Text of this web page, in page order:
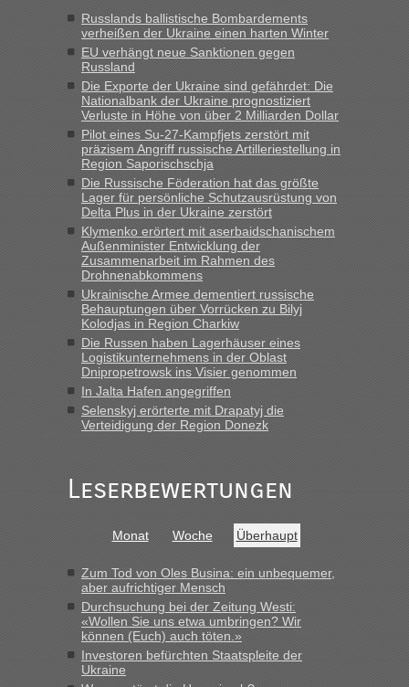
Milliarden aufgedeckt
„Kein Zoll. Du musst an sich nur sagen dass das privat ist
und du nicht damit handeln willst. So lange das nicht
Originalverpackt ist und ersichlich das nicht neu sollte es
keine Probleme geben“
Recht, Visa und Dokumente • Deklaration
gebrauchter Kleidung beim Zoll
„Hallo Leute, ich weiß nicht, ob ich hier richtig bin mit meiner
Anfrage. Ich möchte 4 Umzugskartons mit gebrauchter
Straßen Kleidung bei der Einreise in die Ukraine
mitnehmen. Es ist gebrauchte Kleidung...“
Berichte und Reisetipps • Re: An welchem
Grenzübergang zwischen Polen und der Ukraine geht es am
schnellsten?
„Wir sind mit unserem Wohnmobil, wie geplant am Montag
15.6. in Krakovets rüber. Sehr zeitig los gegen 5 Uhr in der
Früh. Mit sehr sehr wenig Verkehr, super bis zur Grenze. Nur
8 PKW vor der Schranke....“
inBerichte und Reisetipps • Re: An welchem
Grenzübergang zwischen Polen und der Ukraine geht es am
„Gestern 6 Stunden warten vor der Grenze Richtung Polen
in Krakowez mit dem Kleinbus. Abfertigung ging dann
Berichte und Reisetipps • Re: An welchem
Grenzübergang zwischen Polen und der Ukraine geht es am
schnellsten?
„Bin am Montag 15.6.26 um 8 Uhr in Urgyniw ausgereist,
das erste Mal an einem Montagmorgen ca. 15 Fahrzeuge
vor mir, bin sonst der Erste oder Zweite, egal, nach ca 20
Minuten wurde dann die nächste Welle...“
Russlands ballistische Bombardements
verheißen der Ukraine einen harten Winter
EU verhängt neue Sanktionen gegen
Russland
Die Exporte der Ukraine sind gefährdet: Die
Nationalbank der Ukraine prognostiziert
Verluste in Höhe von über 2 Milliarden Dollar
Pilot eines Su-27-Kampfjets zerstört mit
präzisem Angriff russische Artilleriestellung in
Region Saporischschja
Die Russische Föderation hat das größte
Lager für persönliche Schutzausrüstung von
Delta Plus in der Ukraine zerstört
Klymenko erörtert mit aserbaidschanischem
Außenminister Entwicklung der
Zusammenarbeit im Rahmen des
Drohnenabkommens
Ukrainische Armee dementiert russische
Behauptungen über Vorrücken zu Bilyj
Kolodjas in Region Charkiw
Die Russen haben Lagerhäuser eines
Logistikunternehmens in der Oblast
Dnipropetrowsk ins Visier genommen
In Jalta Hafen angegriffen
Selenskyj erörterte mit Drapatyj die
Verteidigung der Region Donezk
Leserbewertungen
Monat Woche Überhaupt
Zum Tod von Oles Busina: ein unbequemer,
aber aufrichtiger Mensch
Durchsuchung bei der Zeitung Westi:
«Wollen Sie uns etwa umbringen? Wir
können (Euch) auch töten.»
Investoren befürchten Staatspleite der
Ukraine